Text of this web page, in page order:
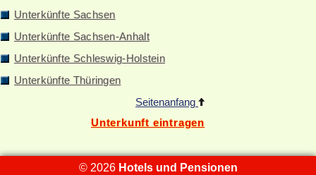
Unterkünfte Sachsen
Unterkünfte Sachsen-Anhalt
Unterkünfte Schleswig-Holstein
Unterkünfte Thüringen
Seitenanfang
Unterkunft eintragen
© 2026 Hotels und Pensionen